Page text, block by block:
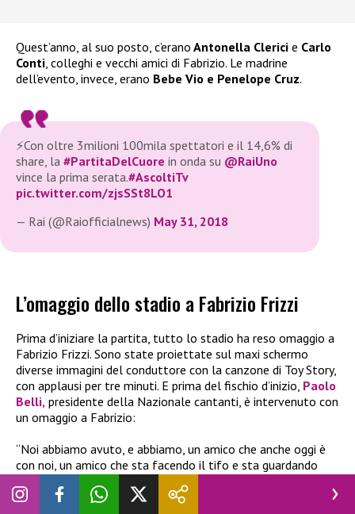
Quest’anno, al suo posto, c’erano Antonella Clerici e Carlo
Conti , colleghi e vecchi amici di Fabrizio. Le madrine
dell’evento, invece, erano Bebe Vio e Penelope Cruz.
⚡️Con oltre 3milioni 100mila spettatori e il 14,6% di
share, la #PartitaDelCuore in onda su @RaiUno
vince la prima serata.#AscoltiTv
pic.twitter.com/zjsSSt8LO1
— Rai (@Raiofficialnews) May 31, 2018
L’omaggio dello stadio a Fabrizio Frizzi
Prima d’iniziare la partita, tutto lo stadio ha reso omaggio a
Fabrizio Frizzi. Sono state proiettate sul maxi schermo
diverse immagini del conduttore con la canzone di Toy Story,
con applausi per tre minuti. E prima del fischio d’inizio, Paolo
Belli, presidente della Nazionale cantanti, è intervenuto con
un omaggio a Fabrizio:
“Noi abbiamo avuto, e abbiamo, un amico che anche oggi è
con noi, un amico che sta facendo il tifo e sta guardando
dall’alto. Tutta Genova ci fa vedere chi è: Fabrizio Frizzi”.